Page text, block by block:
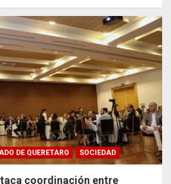
DE QUERETARO SOCIEDAD
coordinación entre